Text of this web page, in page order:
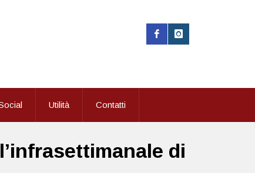
Utilità Contatti
di